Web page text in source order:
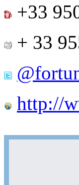
+33
+ 33
http://